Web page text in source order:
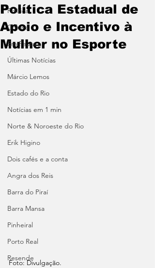
Política
Coluna
Em Pauta
Últimas Notícias
Márcio Lemos
Estado do Rio
Notícias em 1 min
Norte & Noroeste do Rio
Erik Higino
Dois cafés e a conta
Angra dos Reis
Barra do Piraí
Barra Mansa
Pinheiral
Porto Real
Resende
Política Estadual de
Apoio e Incentivo à
Mulher no Esporte
Foto: Divulgação.